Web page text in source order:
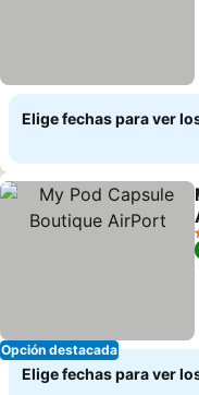
Elige fechas para ver
Opción destacada
Elige fechas para ver